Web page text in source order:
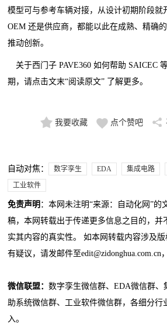
模型可与参考车辆对接，从设计初期阶段就
OEM 还是供应商，都能以此在成熟、精确
推动创新。
关于西门子 PAVE360 如何帮助 SAICEC
期，请点击文末“阅读原文” 了解更多。
我要收藏 点个赞吧
自动对焦： 数字孪生 EDA 集成电路
工业软件
免责声明 ：本网未注明“来源：自动化网”的
稿，本网转载出于传递更多信息之目的，并
实其内容的真实性。 如本网转载内容涉及
有疑议，请发邮件至edit@zidonghua.com.cn
微信联盟：数字孪生微信群、EDA微信群、
助系统微信群、工业软件微信群，各细分行
入。